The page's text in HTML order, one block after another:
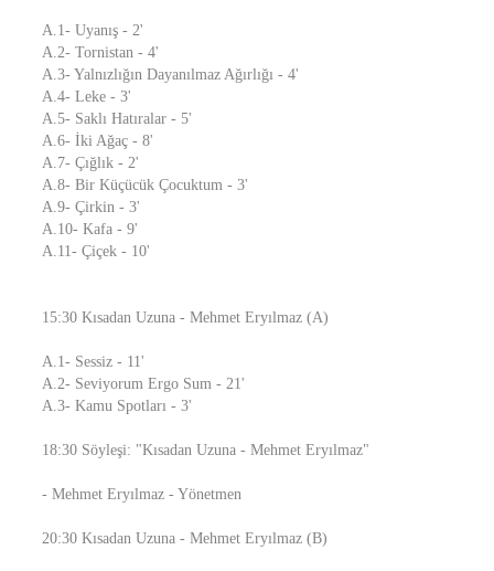
A.1- Uyanış - 2'
A.2- Tornistan - 4'
A.3- Yalnızlığın Dayanılmaz Ağırlığı - 4'
A.4- Leke - 3'
A.5- Saklı Hatıralar - 5'
A.6- İki Ağaç - 8'
A.7- Çığlık - 2'
A.8- Bir Küçücük Çocuktum - 3'
A.9- Çirkin - 3'
A.10- Kafa - 9'
A.11- Çiçek - 10'
15:30 Kısadan Uzuna - Mehmet Eryılmaz (A)
A.1- Sessiz - 11'
A.2- Seviyorum Ergo Sum - 21'
A.3- Kamu Spotları - 3'
18:30 Söyleşi: "Kısadan Uzuna - Mehmet Eryılmaz"
- Mehmet Eryılmaz - Yönetmen
20:30 Kısadan Uzuna - Mehmet Eryılmaz (B)